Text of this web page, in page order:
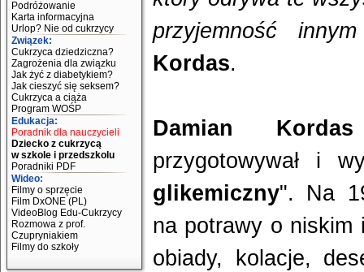
Podróżowanie
Karta informacyjna
Urlop? Nie od cukrzycy
Związek:
Cukrzyca dziedziczna?
Zagrożenia dla związku
Jak żyć z diabetykiem?
Jak cieszyć się seksem?
Cukrzyca a ciąża
Program WOŚP
Edukacja:
Poradnik dla nauczycieli
Dziecko z cukrzycą
w szkole i przedszkolu
Poradniki PDF
Wideo:
Filmy o sprzęcie
Film DxONE (PL)
VideoBlog Edu-Cukrzycy
Rozmowa z prof.
Czupryniakiem
Filmy do szkoły
przyjemność
Kordas.
Damian Kordas
przygotowywał i
glikemiczny". Na
na potrawy o niskim
obiady, kolacje,